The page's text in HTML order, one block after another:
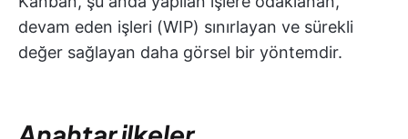
devam eden işleri (WIP) sınırlayan ve sürekli
değer sağlayan daha görsel bir yöntemdir.